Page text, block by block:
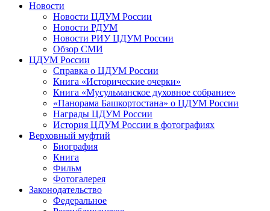
Новости
Новости ЦДУМ России
Новости РДУМ
Новости РИУ ЦДУМ России
Обзор СМИ
ЦДУМ России
Справка о ЦДУМ России
Книга «Исторические очерки»
Книга «Мусульманское духовное собрание»
«Панорама Башкортостана» о ЦДУМ России
Награды ЦДУМ России
История ЦДУМ России в фотографиях
Верховный муфтий
Биография
Книга
Фильм
Фотогалерея
Законодательство
Федеральное